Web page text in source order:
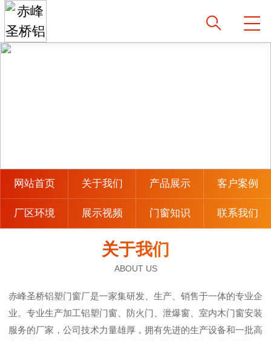
网站首页 关于我们 产品展示 客户案例
厂区环境 展示视频 门窗知识 联系我们
关于我们
ABOUT US
赤峰圣桥铝塑门窗厂是一家集研发、生产、销售于一体的专业企
业。专业生产加工铝塑门窗、防火门、泄爆窗、室内木门窗安装
服务的厂家，公司技术力量雄厚，拥有先进的生产设备和一批高